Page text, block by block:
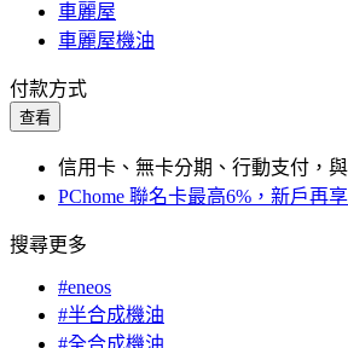
車麗屋
車麗屋機油
付款方式
查看
信用卡、無卡分期、行動支付，
PChome 聯名卡最高6%，新戶再
搜尋更多
#eneos
#半合成機油